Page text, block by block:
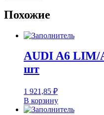
Похожие
AUDI A6 LIM/
шт
1 921,85 ₽
В корзину